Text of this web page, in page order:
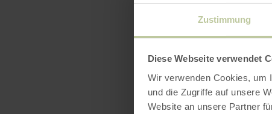
Zustimmung
Diese Webseite verwendet
Wir verwenden Cookies, um
und die Zugriffe auf unsere
Website an unsere Partner